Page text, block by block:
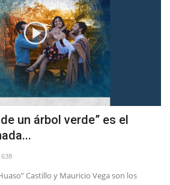
un árbol verde” es el
638
Castillo y Mauricio Vega son los